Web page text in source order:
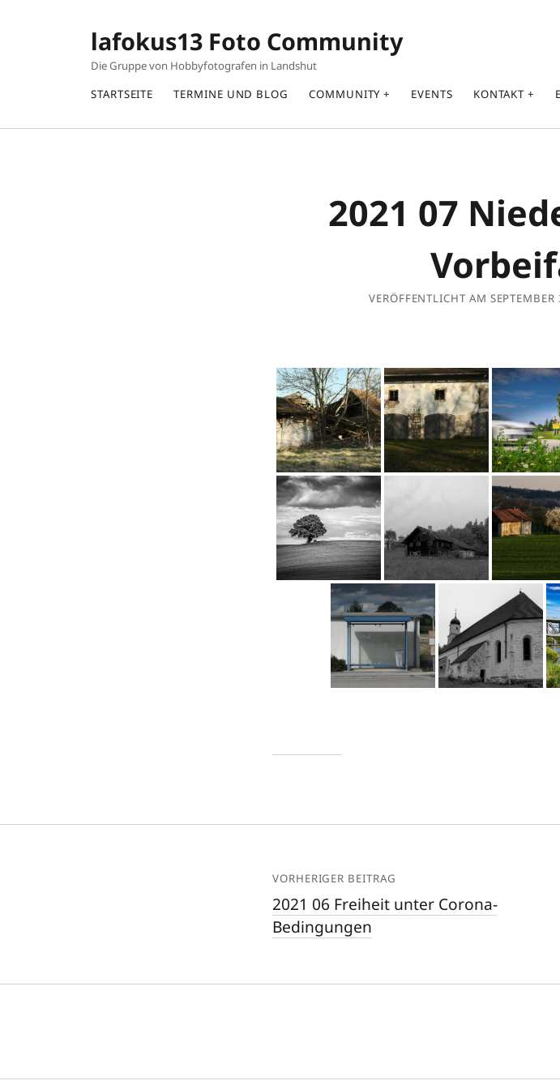
lafokus13 Foto Community
Die Gruppe von Hobbyfotografen in Landshut
STARTSEITE
TERMINE UND BLOG COMMUNITY EVENTS KONTAKT
2021 07
VERÖFFENTLICHT AM
VORHERIGER BEITRAG
2021 06 Freiheit unter Corona-
Bedingungen